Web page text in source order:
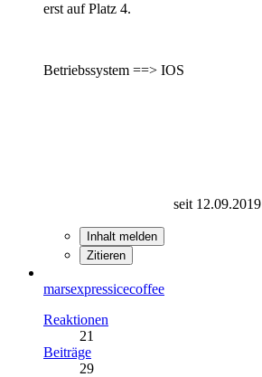
erst auf Platz 4.
Betriebssystem ==> IOS
seit 12.09.2019
Inhalt melden
Zitieren
marsexpressicecoffee
Reaktionen
21
Beiträge
29